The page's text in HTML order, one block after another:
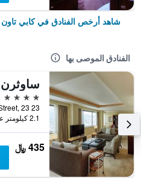
شاهد أرخص الفنادق في كابي تاون
الفنادق الموصى بها
4 نجوم
2.1 كيلومتر عن وسط المدينة
435 ﷼